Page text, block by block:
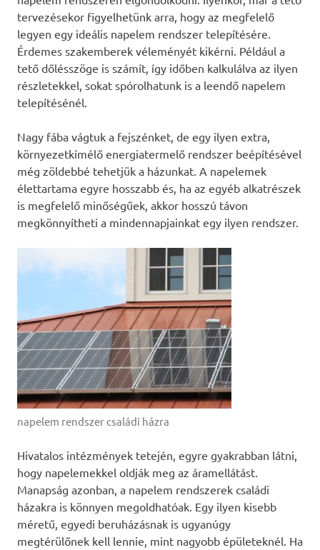
tervezésekor figyelhetünk arra, hogy az megfelelő
legyen egy ideális napelem rendszer telepítésére.
Érdemes szakemberek véleményét kikérni. Például a
tető dőlésszöge is számít, így időben kalkulálva az ilyen
részletekkel, sokat spórolhatunk is a leendő napelem
telepítésénél.
Nagy fába vágtuk a fejszénket, de egy ilyen extra,
környezetkímélő energiatermelő rendszer beépítésével
még zöldebbé tehetjük a házunkat. A napelemek
élettartama egyre hosszabb és, ha az egyéb alkatrészek
is megfelelő minőségűek, akkor hosszú távon
megkönnyítheti a mindennapjainkat egy ilyen rendszer.
napelem rendszer családi házra
Hivatalos intézmények tetején, egyre gyakrabban látni,
hogy napelemekkel oldják meg az áramellátást.
Manapság azonban, a napelem rendszerek családi
házakra is könnyen megoldhatóak. Egy ilyen kisebb
méretű, egyedi beruházásnak is ugyanúgy
megtérülőnek kell lennie, mint nagyobb épületeknél. Ha